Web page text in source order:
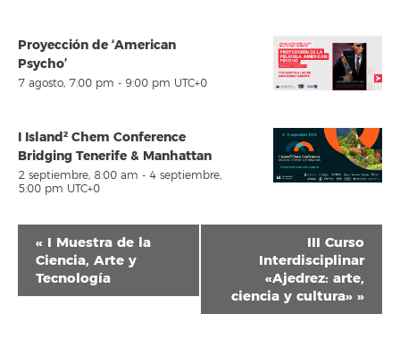
Proyección de ‘American
Psycho’
7 agosto, 7:00 pm - 9:00 pm UTC+0
I Island² Chem Conference
Bridging Tenerife & Manhattan
2 septiembre, 8:00 am - 4 septiembre,
5:00 pm UTC+0
Navegación
del
Evento
« I Muestra de la
Ciencia, Arte y
Tecnología
III Curso
Interdisciplinar
«Ajedrez: arte,
ciencia y cultura» »